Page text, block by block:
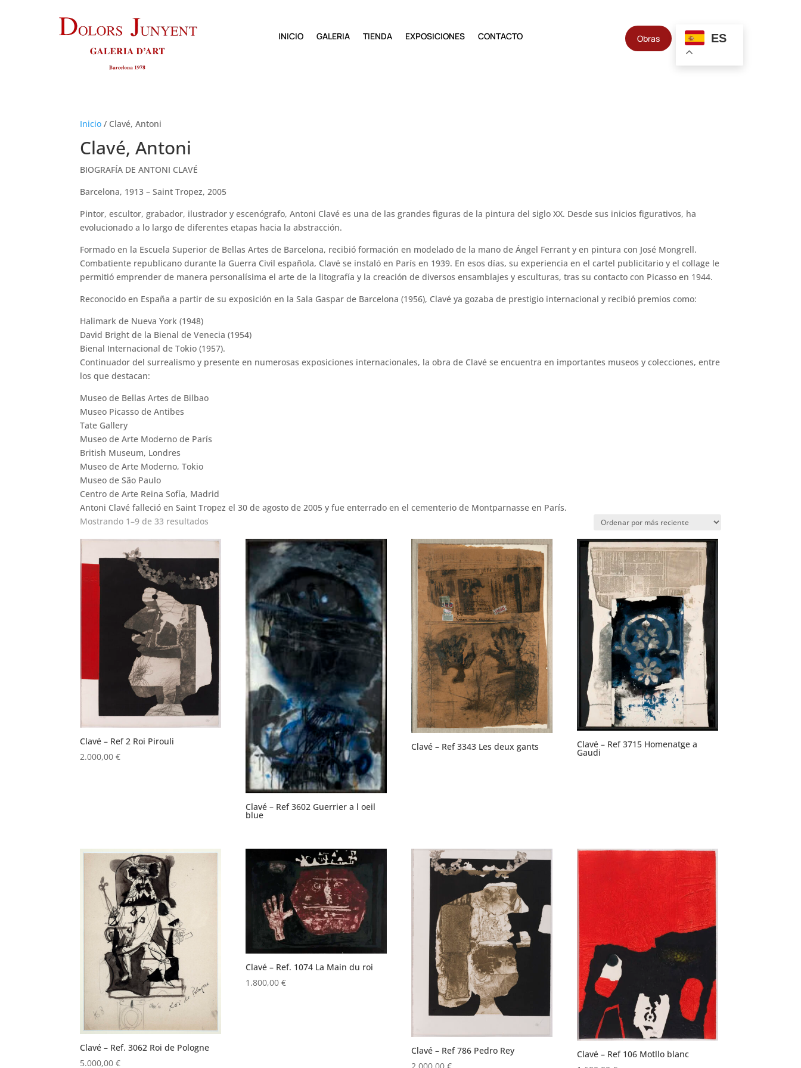
INICIO GALERIA TIENDA EXPOSICIONES CONTACTO Obras ES
Inicio / Clavé, Antoni
Clavé, Antoni
BIOGRAFÍA DE ANTONI CLAVÉ
Barcelona, 1913 – Saint Tropez, 2005
Pintor, escultor, grabador, ilustrador y escenógrafo, Antoni Clavé es una de las grandes figuras de la pintura del siglo XX. Desde sus inicios figurativos, ha
evolucionado a lo largo de diferentes etapas hacia la abstracción.
Formado en la Escuela Superior de Bellas Artes de Barcelona, recibió formación en modelado de la mano de Ángel Ferrant y en pintura con José Mongrell.
Combatiente republicano durante la Guerra Civil española, Clavé se instaló en París en 1939. En esos días, su experiencia en el cartel publicitario y el collage le
permitió emprender de manera personalísima el arte de la litografía y la creación de diversos ensamblajes y esculturas, tras su contacto con Picasso en 1944.
Reconocido en España a partir de su exposición en la Sala Gaspar de Barcelona (1956), Clavé ya gozaba de prestigio internacional y recibió premios como:
Halimark de Nueva York (1948)
David Bright de la Bienal de Venecia (1954)
Bienal Internacional de Tokio (1957).
Continuador del surrealismo y presente en numerosas exposiciones internacionales, la obra de Clavé se encuentra en importantes museos y colecciones, entre
los que destacan:
Museo de Bellas Artes de Bilbao
Museo Picasso de Antibes
Tate Gallery
Museo de Arte Moderno de París
British Museum, Londres
Museo de Arte Moderno, Tokio
Museo de São Paulo
Centro de Arte Reina Sofía, Madrid
Antoni Clavé falleció en Saint Tropez el 30 de agosto de 2005 y fue enterrado en el cementerio de Montparnasse en París.
Mostrando 1–9 de 33 resultados
últimos
Clavé – Ref 2 Roi Pirouli
2.000,00€
Clavé – Ref 3602 Guerrier a l oeil
blue
Clavé – Ref 3343 Les deux gants Clavé – Ref 3715 Homenatge a
Gaudi
Clavé – Ref. 3062 Roi de Pologne
5.000,00€
Clavé – Ref. 1074 La Main du roi
1.800,00€
Clavé – Ref 786 Pedro Rey
Clavé – Ref 106 Motllo blanc